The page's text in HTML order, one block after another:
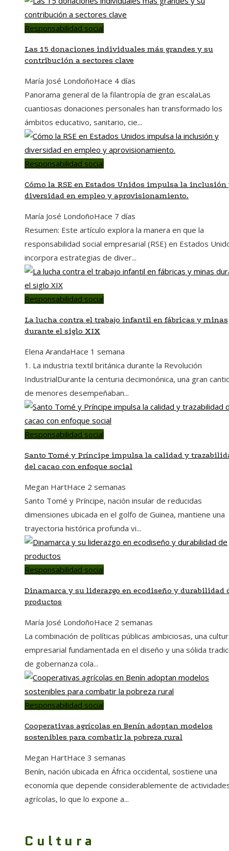
Responsabilidad social
Las 15 donaciones individuales más grandes y su
contribución a sectores clave
María José LondoñoHace 4 días
Panorama general de la filantropía de gran escalaLas
cuantiosas donaciones personales han transformado los
ámbitos educativo, sanitario, cie...
Responsabilidad social
Cómo la RSE en Estados Unidos impulsa la inclusión
diversidad en empleo y aprovisionamiento.
María José LondoñoHace 7 días
Resumen: Este artículo explora la manera en que la
responsabilidad social empresarial (RSE) en Estados
incorpora estrategias de diver...
Responsabilidad social
La lucha contra el trabajo infantil en fábricas y minas
durante el siglo XIX
Elena ArandaHace 1 semana
1. La industria textil británica durante la Revolución
IndustrialDurante la centuria decimonónica, una gran
de menores desempeñaban...
Responsabilidad social
Santo Tomé y Príncipe impulsa la calidad y
del cacao con enfoque social
Megan HartHace 2 semanas
Santo Tomé y Príncipe, nación insular de reducidas
dimensiones ubicada en el golfo de Guinea, mantiene una
trayectoria histórica profunda vi...
Responsabilidad social
Dinamarca y su liderazgo en ecodiseño y durabilidad
productos
María José LondoñoHace 2 semanas
La combinación de políticas públicas ambiciosas, una
empresarial fundamentada en el diseño y una sólida
de gobernanza cola...
Responsabilidad social
Cooperativas agrícolas en Benín adoptan modelos
sostenibles para combatir la pobreza rural
Megan HartHace 3 semanas
Benín, nación ubicada en África occidental, sostiene una
economía que depende considerablemente de
agrícolas, lo que lo expone a...
Cultura